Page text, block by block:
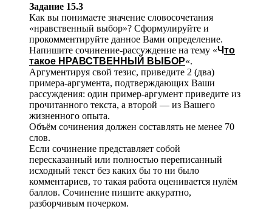
Задание 15.3
Как вы понимаете значение словосочетания
«нравственный выбор»? Сформулируйте и
прокомментируйте данное Вами определение.
Напишите сочинение-рассуждение на тему «Что
такое НРАВСТВЕННЫЙ ВЫБОР«.
Аргументируя свой тезис, приведите 2 (два)
примера-аргумента, подтверждающих Ваши
рассуждения: один пример-аргумент приведите из
прочитанного текста, а второй — из Вашего
жизненного опыта.
Объём сочинения должен составлять не менее 70
слов.
Если сочинение представляет собой
пересказанный или полностью переписанный
исходный текст без каких бы то ни было
комментариев, то такая работа оценивается нулём
баллов. Сочинение пишите аккуратно,
разборчивым почерком.